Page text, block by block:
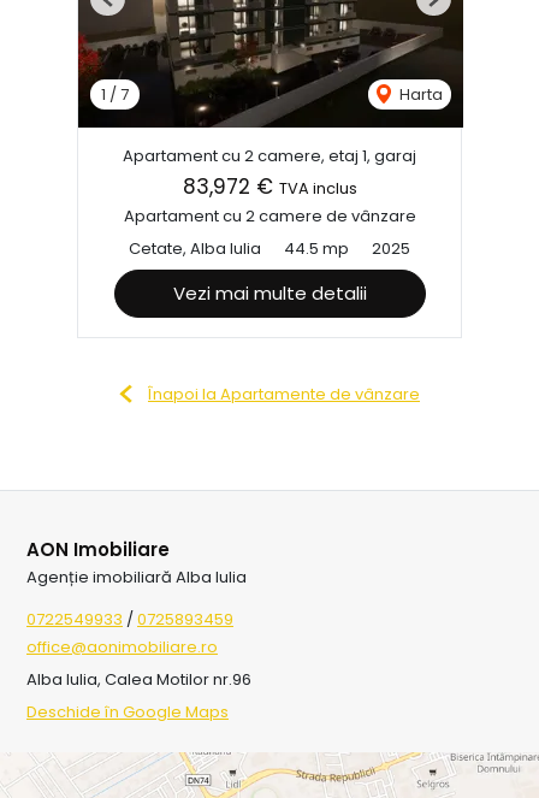
1 /7 Harta
Previous Next
Apartament cu 2 camere, etaj 1, garaj
83,972 € TVA inclus
Apartament cu 2 camere de vânzare
Cetate, Alba Iulia
44.5 mp 2025
Vezi mai multe detalii
Înapoi la Apartamente de vânzare
AON Imobiliare
Agenție imobiliară Alba Iulia
0722549933 /0725893459
office@aonimobiliare.ro
Alba Iulia, Calea Motilor nr.96
Deschide în Google Maps